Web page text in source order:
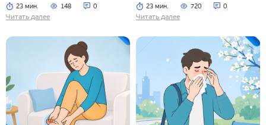
23 мин. 148 0
Читать далее
23 мин. 720 0
Читать далее